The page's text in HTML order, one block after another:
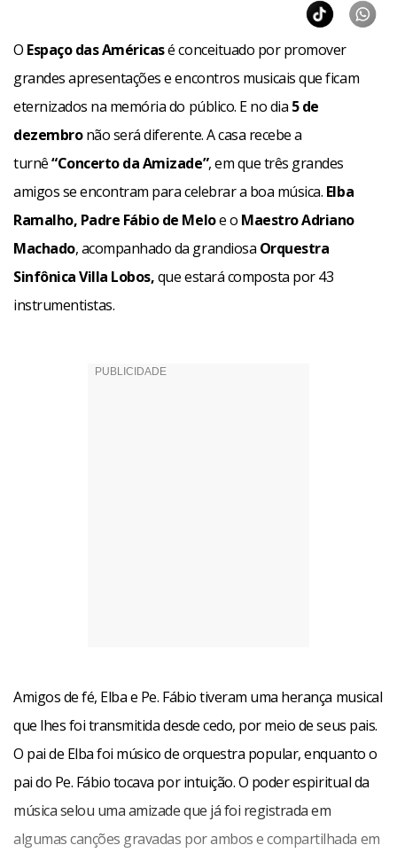
O Espaço das Américasé conceituado por promover
grandes apresentações e encontros musicais que ficam
eternizados na memória do público. E no dia 5 de
dezembronão será diferente. A casa recebe a
turnê“Concerto da Amizade”, em que três grandes
amigos se encontram para celebrar a boa música. Elba
Ramalho, Padre Fábio de Meloe o Maestro Adriano
Machado, acompanhado da grandiosa Orquestra
Sinfônica Villa Lobos,que estará composta por 43
instrumentistas.
Amigos de fé, Elba e Pe. Fábio tiveram uma herança musical
que lhes foi transmitida desde cedo, por meio de seus pais.
O pai de Elba foi músico de orquestra popular, enquanto o
pai do Pe. Fábio tocava por intuição. O poder espiritual da
música selou uma amizade que já foi registrada em
algumas canções gravadas por ambos e compartilhada em